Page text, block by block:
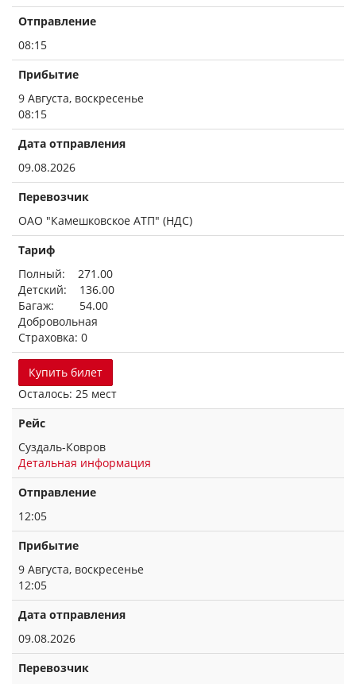
Отправление
08:15
Прибытие
9 Августа, воскресенье
08:15
Дата отправления
09.08.2026
Перевозчик
ОАО "Камешковское АТП" (НДС)
Тариф
Полный: 271.00
Детский: 136.00
Багаж: 54.00
Добровольная
Страховка: 0
Купить билет
Осталось: 25 мест
Рейс
Суздаль-Ковров
Детальная информация
Отправление
12:05
Прибытие
9 Августа, воскресенье
12:05
Дата отправления
09.08.2026
Перевозчик